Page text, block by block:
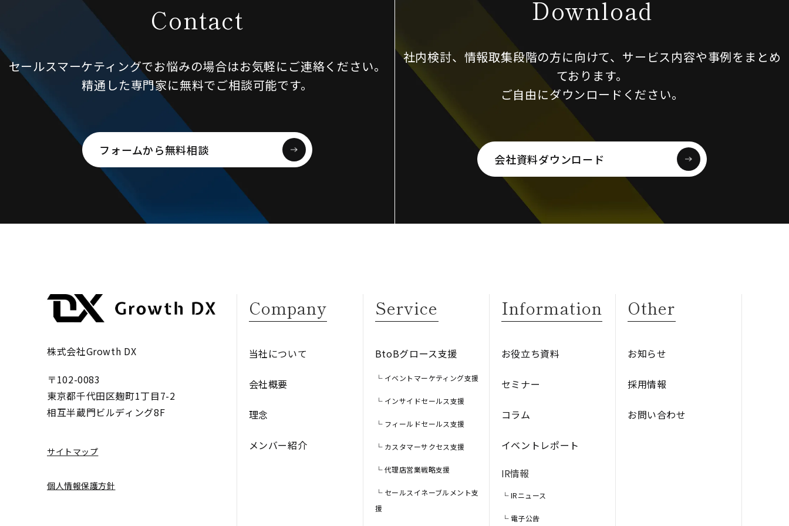
Contact
セールスマーケティングでお悩みの場合はお気軽にご連絡ください。
精通した専門家に無料でご相談可能です。
フォームから無料相談
Download
社内検討、情報取集段階の方に向けて、 サービス内容や事例をまとめ
ております。
ご自由にダウンロードください。
会社資料ダウンロード
株式会社Growth DX
〒102-0083
東京都千代田区麹町1丁目7-2
相互半蔵門ビルディング8F
サイトマップ
個人情報保護方針
Company
当社について
会社概要
理念
メンバー紹介
Service
BtoBグロース支援
└ イベントマーケティング支援
└ インサイドセールス支援
└ フィールドセールス支援
└ カスタマーサクセス支援
└ 代理店営業戦略支援
└ セールスイネーブルメント支
援
Information
お役立ち資料
セミナー
コラム
イベントレポート
IR情報
└ IRニュース
└ 電子公告
Other
お知らせ
採用情報
お問い合わせ